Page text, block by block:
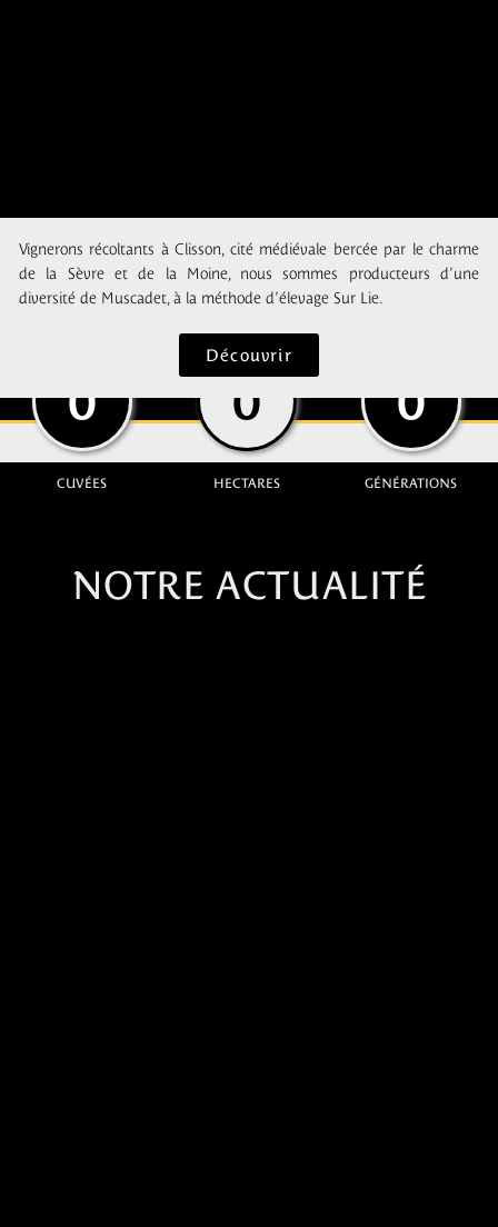
Vignerons récoltants à Clisson, cité médiévale bercée par le charme
de la Sèvre et de la Moine, nous sommes producteurs d’une
diversité de Muscadet, à la méthode d’élevage Sur Lie.
Découvrir
0 0 0
CUVÉES HECTARES GÉNÉRATIONS
NOTRE ACTUALITÉ